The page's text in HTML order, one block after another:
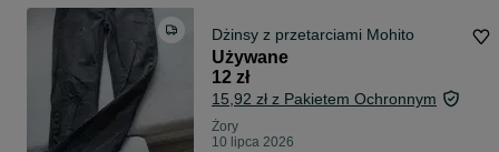
Dżinsy z przetarciami Mohito
Używane
12 zł
15,92 zł z Pakietem Ochronnym
Żory
10 lipca 2026